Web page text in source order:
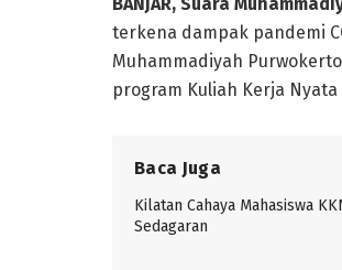
terkena dampak pandemi
Muhammadiyah
program Kuliah Kerja Nyata
Baca Juga
Kilatan Cahaya Mahasiswa
Sedagaran